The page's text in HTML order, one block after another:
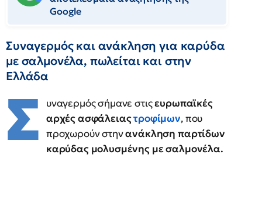
Google
Συναγερμός και ανάκληση για καρύδα
με σαλμονέλα, πωλείται και στην
Ελλάδα
Σ υναγερμός σήμανε στιςευρωπαϊκές
αρχές ασφάλειαςτροφίμων, που
προχωρούν στηνανάκληση παρτίδων
καρύδας μολυσμένης με σαλμονέλα.